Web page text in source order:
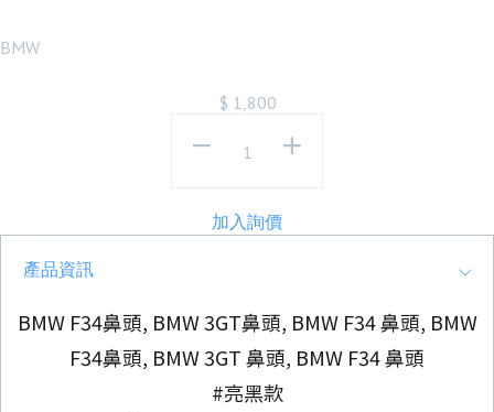
BMW
$ 1,800
加入詢價
產品資訊
BMW F34鼻頭, BMW 3GT鼻頭, BMW F34 鼻頭, BMW
F34鼻頭, BMW 3GT 鼻頭, BMW F34 鼻頭
#亮黑款